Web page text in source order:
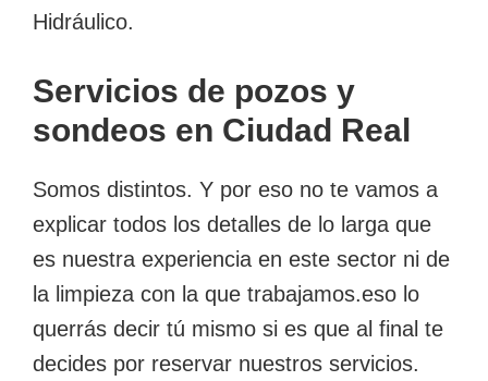
Hidráulico.
Servicios de pozos y
sondeos en Ciudad Real
Somos distintos. Y por eso no te vamos a
explicar todos los detalles de lo larga que
es nuestra experiencia en este sector ni de
la limpieza con la que trabajamos.eso lo
querrás decir tú mismo si es que al final te
decides por reservar nuestros servicios.